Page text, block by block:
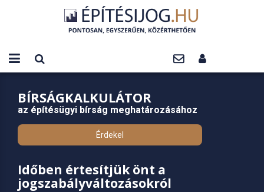
BÍRSÁGKALKULÁTOR
az építésügyi bírság meghatározásához
Érdekel
Időben értesítjük önt a
jogszabályváltozásokról